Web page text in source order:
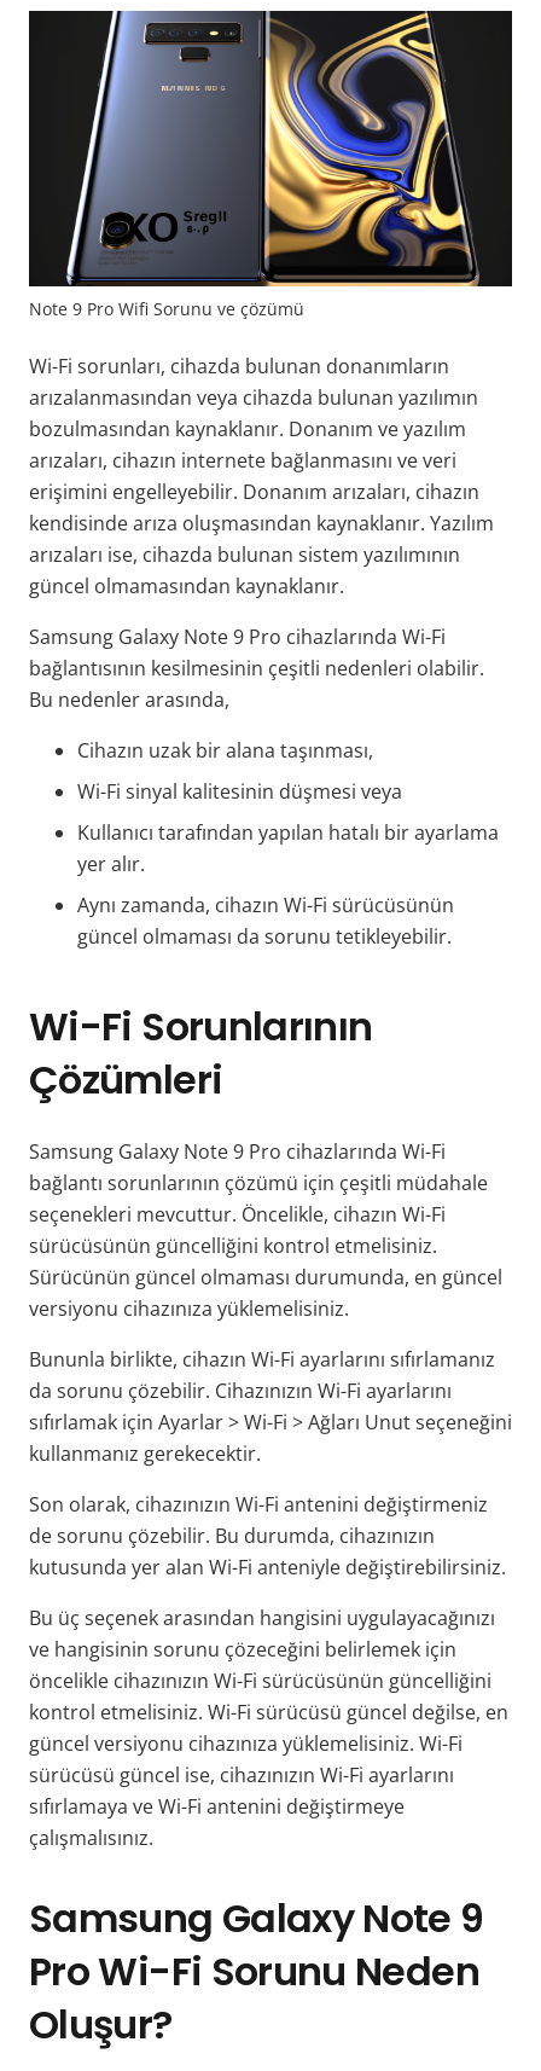
Note 9 Pro Wifi Sorunu ve çözümü
Wi-Fi sorunları, cihazda bulunan donanımların
arızalanmasından veya cihazda bulunan yazılımın
bozulmasından kaynaklanır. Donanım ve yazılım
arızaları, cihazın internete bağlanmasını ve veri
erişimini engelleyebilir. Donanım arızaları, cihazın
kendisinde arıza oluşmasından kaynaklanır. Yazılım
arızaları ise, cihazda bulunan sistem yazılımının
güncel olmamasından kaynaklanır.
Samsung Galaxy Note 9 Pro cihazlarında Wi-Fi
bağlantısının kesilmesinin çeşitli nedenleri olabilir.
Bu nedenler arasında,
Cihazın uzak bir alana taşınması,
Wi-Fi sinyal kalitesinin düşmesi veya
Kullanıcı tarafından yapılan hatalı bir ayarlama
yer alır.
Aynı zamanda, cihazın Wi-Fi sürücüsünün
güncel olmaması da sorunu tetikleyebilir.
Wi-Fi Sorunlarının
Çözümleri
Samsung Galaxy Note 9 Pro cihazlarında Wi-Fi
bağlantı sorunlarının çözümü için çeşitli müdahale
seçenekleri mevcuttur. Öncelikle, cihazın Wi-Fi
sürücüsünün güncelliğini kontrol etmelisiniz.
Sürücünün güncel olmaması durumunda, en güncel
versiyonu cihazınıza yüklemelisiniz.
Bununla birlikte, cihazın Wi-Fi ayarlarını sıfırlamanız
da sorunu çözebilir. Cihazınızın Wi-Fi ayarlarını
sıfırlamak için Ayarlar > Wi-Fi > Ağları Unut seçeneğini
kullanmanız gerekecektir.
Son olarak, cihazınızın Wi-Fi antenini değiştirmeniz
de sorunu çözebilir. Bu durumda, cihazınızın
kutusunda yer alan Wi-Fi anteniyle değiştirebilirsiniz.
Bu üç seçenek arasından hangisini uygulayacağınızı
ve hangisinin sorunu çözeceğini belirlemek için
öncelikle cihazınızın Wi-Fi sürücüsünün güncelliğini
kontrol etmelisiniz. Wi-Fi sürücüsü güncel değilse, en
güncel versiyonu cihazınıza yüklemelisiniz. Wi-Fi
sürücüsü güncel ise, cihazınızın Wi-Fi ayarlarını
sıfırlamaya ve Wi-Fi antenini değiştirmeye
çalışmalısınız.
Samsung Galaxy Note 9
Pro Wi-Fi Sorunu Neden
Oluşur?